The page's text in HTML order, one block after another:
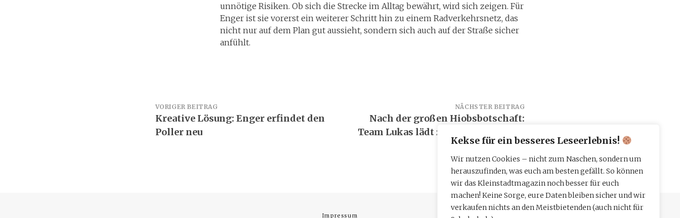
Kekse für ein besseres Leseerlebnis!
Wir nutzen Cookies – nicht zum Naschen, sondern um
herauszufinden, was euch am besten gefällt. So können
wir das Kleinstadtmagazin noch besser für euch
machen! Keine Sorge, eure Daten bleiben sicher und wir
verkaufen nichts an den Meistbietenden (auch nicht für
unnötige Risiken. Ob sich die Strecke im Alltag bewährt, wird sich zeigen. Für
Enger ist sie vorerst ein weiterer Schritt hin zu einem Radverkehrsnetz, das
nicht nur auf dem Plan gut aussieht, sondern sich auch auf der Straße sicher
anfühlt.
Beitragsnavigation
VORIGER BEITRAG
Kreative Lösung: Enger erfindet den
Poller neu
NÄCHSTER BEITRAG
Nach der großen Hiobsbotschaft:
Team Lukas lädt zum Gespräch über
die Zukunft ein
Impressum